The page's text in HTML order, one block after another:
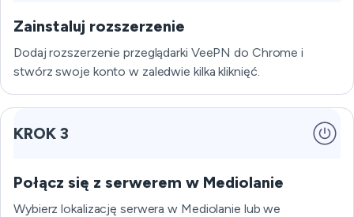
Zainstaluj rozszerzenie
Dodaj rozszerzenie przeglądarki VeePN do Chrome i
stwórz swoje konto w zaledwie kilka kliknięć.
KROK 3
Połącz się z serwerem w Mediolanie
Wybierz lokalizację serwera w Mediolanie lub we